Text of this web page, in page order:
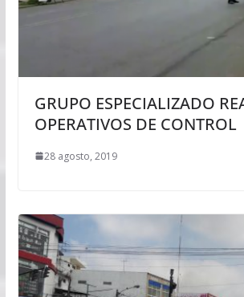
GRUPO ESPECIALIZADO
OPERATIVOS DE CONTROL
28 agosto, 2019